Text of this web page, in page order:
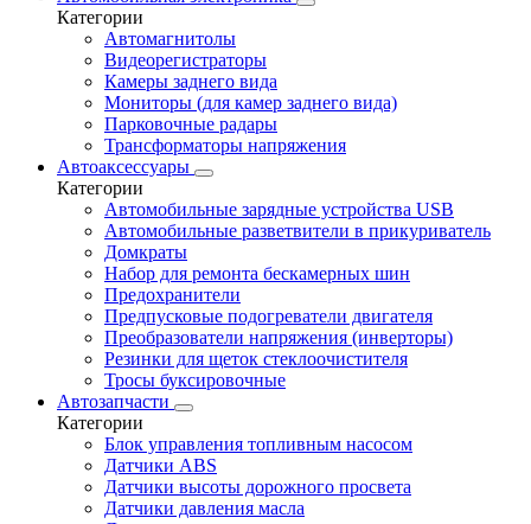
Категории
Автомагнитолы
Видеорегистраторы
Камеры заднего вида
Мониторы (для камер заднего вида)
Парковочные радары
Трансформаторы напряжения
Автоаксессуары
Категории
Автомобильные зарядные устройства USB
Автомобильные разветвители в прикуриватель
Домкраты
Набор для ремонта бескамерных шин
Предохранители
Предпусковые подогреватели двигателя
Преобразователи напряжения (инверторы)
Резинки для щеток стеклоочистителя
Тросы буксировочные
Автозапчасти
Категории
Блок управления топливным насосом
Датчики ABS
Датчики высоты дорожного просвета
Датчики давления масла